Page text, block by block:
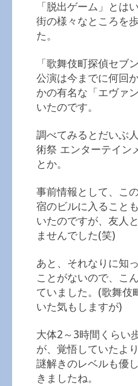
「脱出ゲーム」とは
街の様々なところを
た。
「歌舞伎町探偵セブ
公演は今までに何回
かの有名な「エヴァ
いたのです。
調べてみるとだいぶ
術祭 エンターテイン
とか。
事前情報として、こ
宿のビルに入ること
いたのですが、友人
ませんでした(笑)
あと、それなりに知
ことがないので、こ
ていました。(歌舞伎
いた気もしますが)
大体2～3時間くらい
が、覚悟していたよ
謎解きのレベルも優
きましたね。